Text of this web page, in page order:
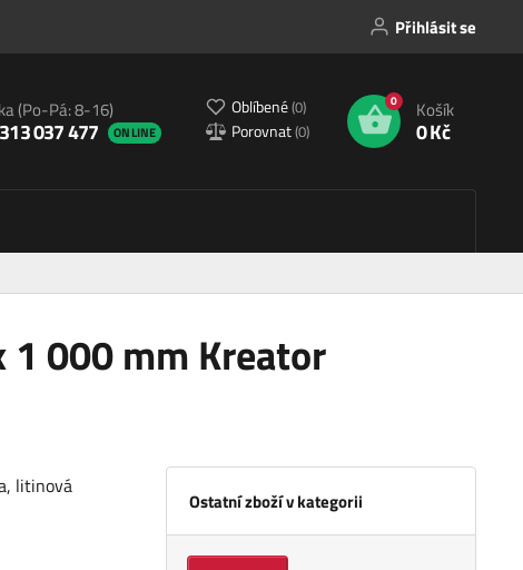
Přihlásit se
(Po-Pá: 8-16)
037 477 ONLINE
Oblíbené(0)
Porovnat(0)
0 Košík
0 Kč
000 mm Kreator
Ostatní zboží v kategorii
litinová